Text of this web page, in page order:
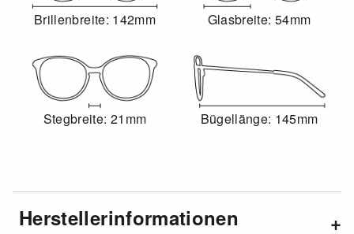
Brillenbreite: 142mm Glasbreite: 54mm
Stegbreite: 21mm Bügellänge: 145mm
Herstellerinformationen